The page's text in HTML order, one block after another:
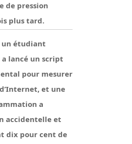
de pression
plus tard.
un étudiant
lancé un script
pour mesurer
et une
a
accidentelle et
dix pour cent de